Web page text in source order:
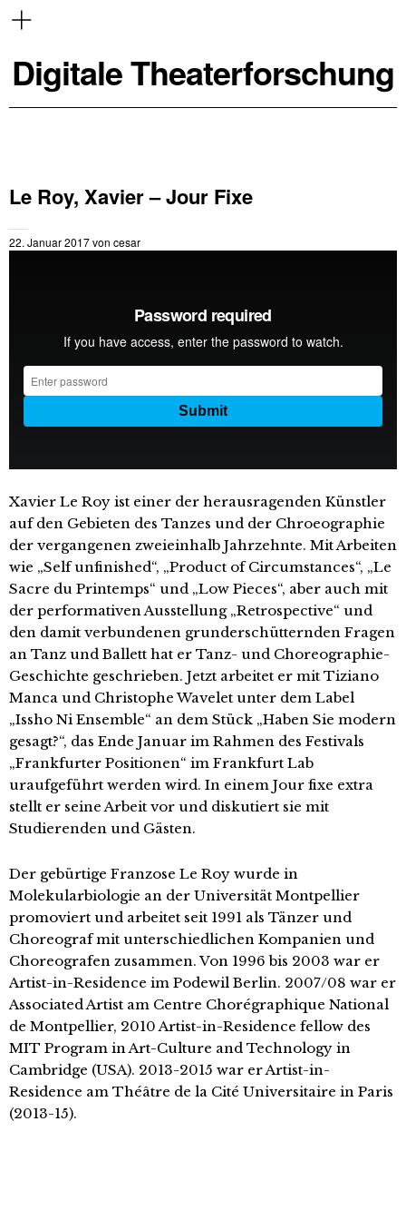
Digitale Theaterforschung
Le Roy, Xavier – Jour Fixe
22. Januar 2017von cesar
Xavier Le Roy ist einer der herausragenden Künstler
auf den Gebieten des Tanzes und der Chroeographie
der vergangenen zweieinhalb Jahrzehnte. Mit Arbeiten
wie „Self unfinished“, „Product of Circumstances“, „Le
Sacre du Printemps“ und „Low Pieces“, aber auch mit
der performativen Ausstellung „Retrospective“ und
den damit verbundenen grunderschütternden Fragen
an Tanz und Ballett hat er Tanz- und Choreographie-
Geschichte geschrieben. Jetzt arbeitet er mit Tiziano
Manca und Christophe Wavelet unter dem Label
„Issho Ni Ensemble“ an dem Stück „Haben Sie modern
gesagt?“, das Ende Januar im Rahmen des Festivals
„Frankfurter Positionen“ im Frankfurt Lab
uraufgeführt werden wird. In einem Jour fixe extra
stellt er seine Arbeit vor und diskutiert sie mit
Studierenden und Gästen.
Der gebürtige Franzose Le Roy wurde in
Molekularbiologie an der Universität Montpellier
promoviert und arbeitet seit 1991 als Tänzer und
Choreograf mit unterschiedlichen Kompanien und
Choreografen zusammen. Von 1996 bis 2003 war er
Artist-in-Residence im Podewil Berlin. 2007/08 war er
Associated Artist am Centre Chorégraphique National
de Montpellier, 2010 Artist-in-Residence fellow des
MIT Program in Art-Culture and Technology in
Cambridge (USA). 2013-2015 war er Artist-in-
Residence am Théâtre de la Cité Universitaire in Paris
(2013-15).